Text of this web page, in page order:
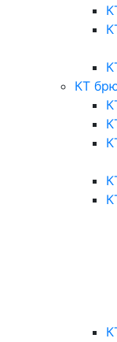
КТ